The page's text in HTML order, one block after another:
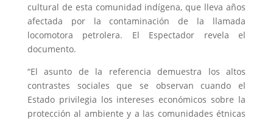
cultural de esta comunidad indígena, que lleva años
afectada por la contaminación de la llamada
locomotora petrolera. El Espectador revela el
documento.
“El asunto de la referencia demuestra los altos
contrastes sociales que se observan cuando el
Estado privilegia los intereses económicos sobre la
protección al ambiente y a las comunidades étnicas